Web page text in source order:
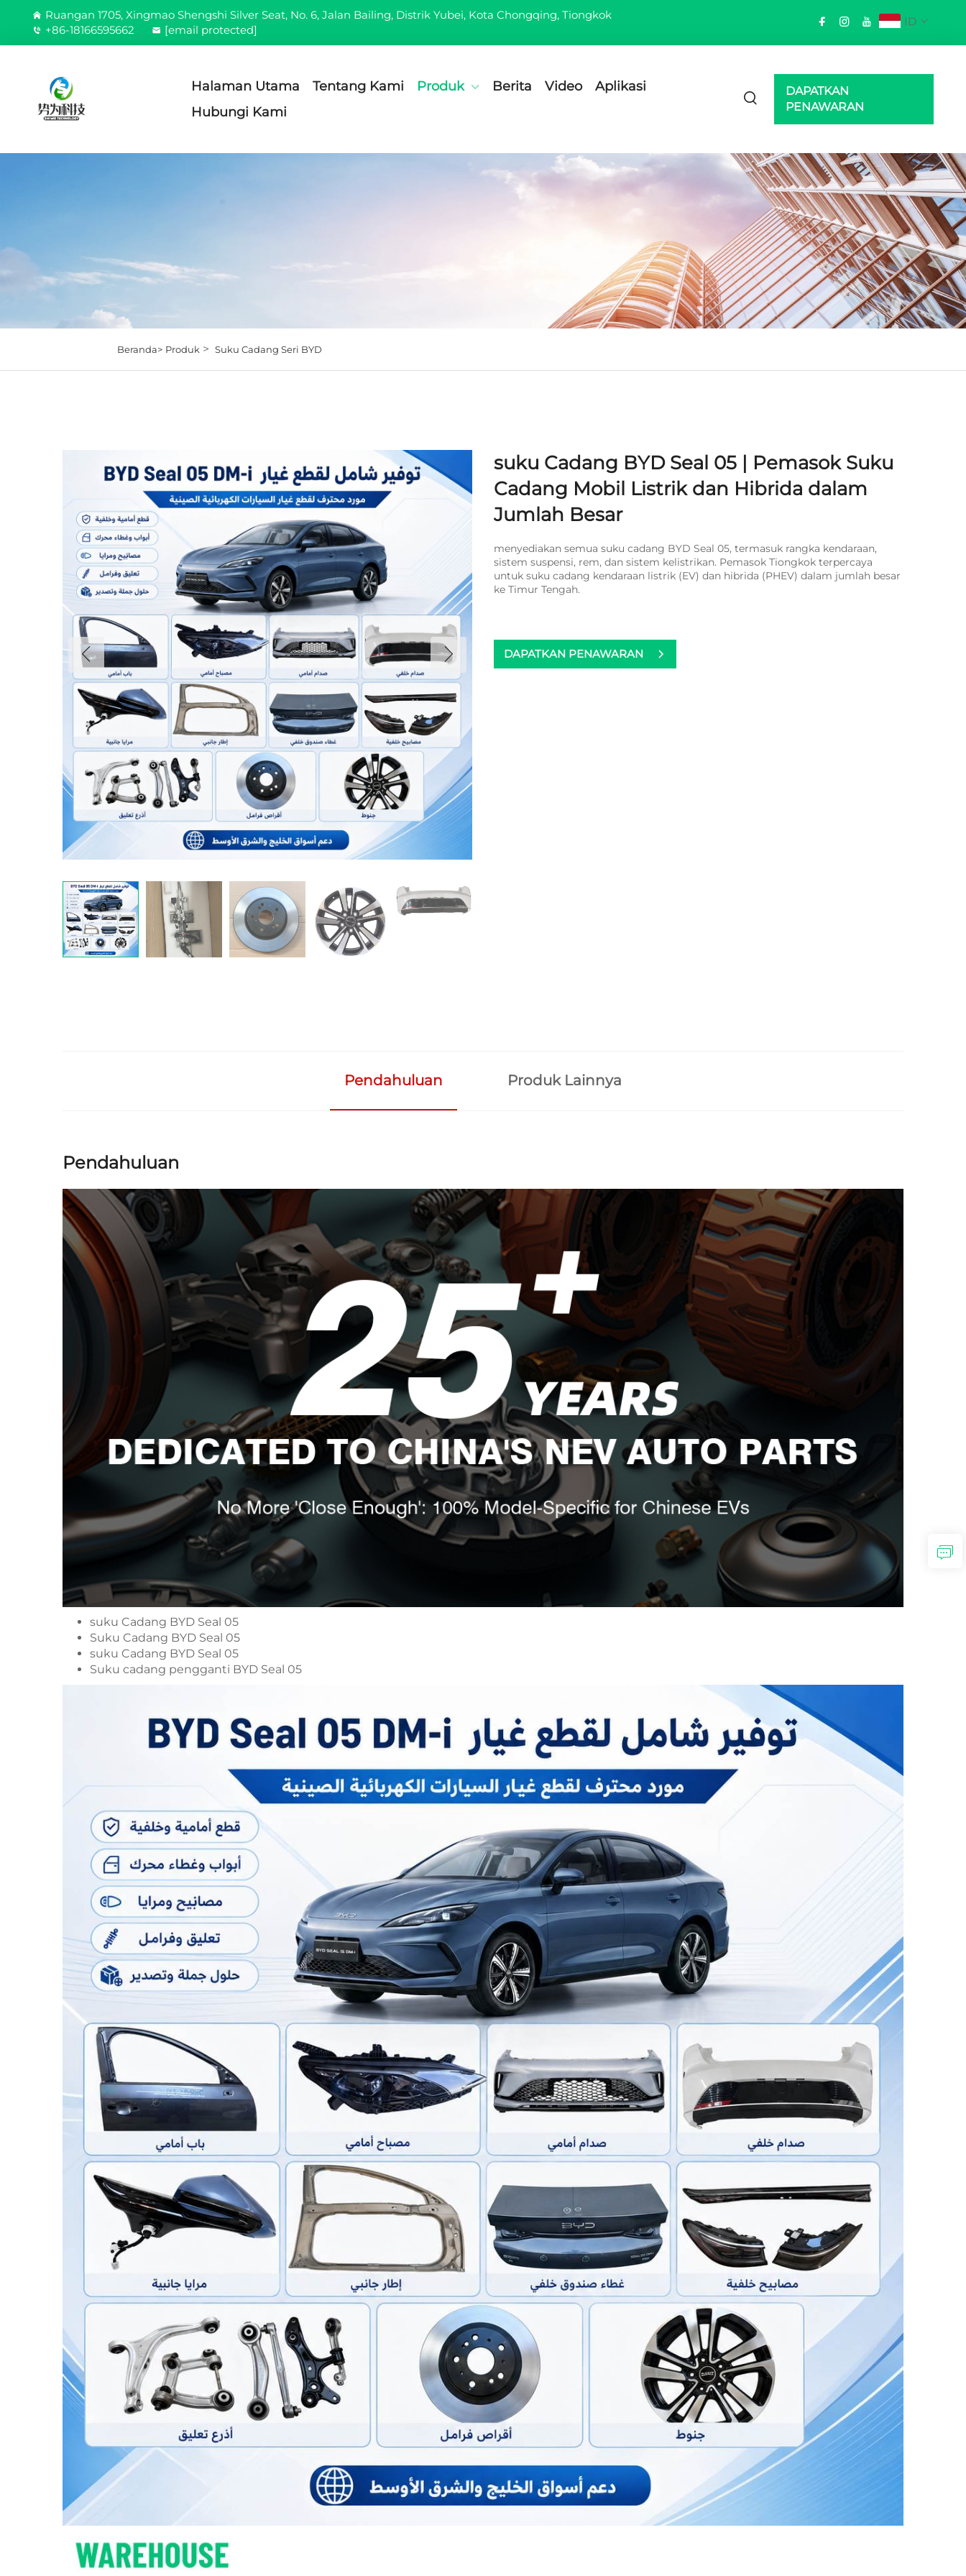
Ruangan 1705, Xingmao Shengshi Silver Seat, No. 6, Jalan Bailing, Distrik Yubei, Kota Chongqing, Tiongkok
+86-18166595662
[email protected]
ID
Halaman Utama Tentang Kami Produk Berita Video
Aplikasi
Hubungi Kami
DAPATKAN
PENAWARAN
Beranda> Produk > Suku Cadang Seri BYD
suku Cadang BYD Seal 05 | Pemasok Suku
Cadang Mobil Listrik dan Hibrida dalam
Jumlah Besar
menyediakan semua suku cadang BYD Seal 05, termasuk rangka kendaraan,
sistem suspensi, rem, dan sistem kelistrikan. Pemasok Tiongkok terpercaya
untuk suku cadang kendaraan listrik (EV) dan hibrida (PHEV) dalam jumlah besar
ke Timur Tengah.
DAPATKAN PENAWARAN
Pendahuluan Produk Lainnya
Pendahuluan
suku Cadang BYD Seal 05
Suku Cadang BYD Seal 05
suku Cadang BYD Seal 05
Suku cadang pengganti BYD Seal 05